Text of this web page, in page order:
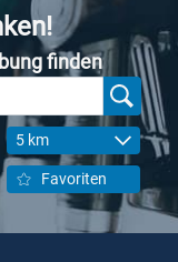
finden
5 km
Favoriten